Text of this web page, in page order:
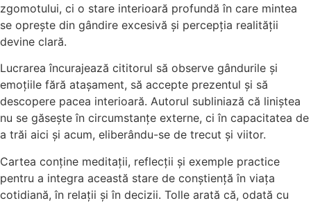
zgomotului, ci o stare interioară profundă în care mintea
se oprește din gândire excesivă și percepția realității
devine clară.
Lucrarea încurajează cititorul să observe gândurile și
emoțiile fără atașament, să accepte prezentul și să
descopere pacea interioară. Autorul subliniază că liniștea
nu se găsește în circumstanțe externe, ci în capacitatea de
a trăi aici și acum, eliberându-se de trecut și viitor.
Cartea conține meditații, reflecții și exemple practice
pentru a integra această stare de conștiență în viața
cotidiană, în relații și în decizii. Tolle arată că, odată cu